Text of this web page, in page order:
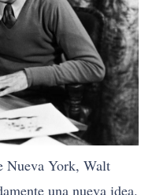
Nueva York, Walt
una nueva idea.